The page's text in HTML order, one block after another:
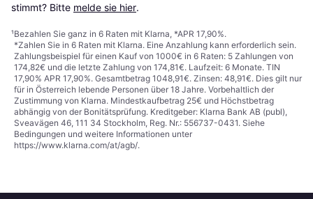
stimmt? Bitte melde sie hier.
¹Bezahlen Sie ganz in 6 Raten mit Klarna, *APR 17,90%.
*Zahlen Sie in 6 Raten mit Klarna. Eine Anzahlung kann erforderlich sein.
Zahlungsbeispiel für einen Kauf von 1000€ in 6 Raten: 5 Zahlungen von
174,82€ und die letzte Zahlung von 174,81€. Laufzeit: 6 Monate. TIN
17,90% APR 17,90%. Gesamtbetrag 1048,91€. Zinsen: 48,91€. Dies gilt nur
für in Österreich lebende Personen über 18 Jahre. Vorbehaltlich der
Zustimmung von Klarna. Mindestkaufbetrag 25€ und Höchstbetrag
abhängig von der Bonitätsprüfung. Kreditgeber: Klarna Bank AB (publ),
Sveavägen 46, 111 34 Stockholm, Reg. Nr.: 556737-0431. Siehe
Bedingungen und weitere Informationen unter
https://www.klarna.com/at/agb/.